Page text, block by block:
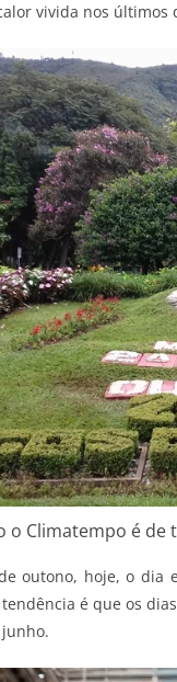
vivida nos últimos
o Climatempo é de
outono, hoje, o
é que os